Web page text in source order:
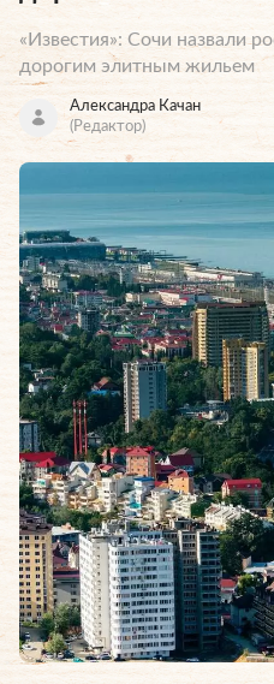
«Известия»: Сочи назвали
дорогим элитным жильем
Александра Качан
(Редактор)